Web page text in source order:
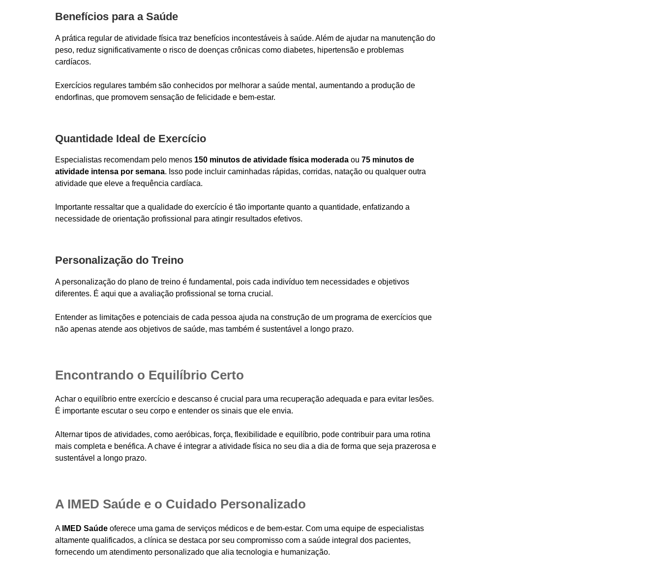
Benefícios para a Saúde
A prática regular de atividade física traz benefícios incontestáveis à saúde. Além de ajudar na manutenção do
peso, reduz significativamente o risco de doenças crônicas como diabetes, hipertensão e problemas
cardíacos.
Exercícios regulares também são conhecidos por melhorar a saúde mental, aumentando a produção de
endorfinas, que promovem sensação de felicidade e bem-estar.
Quantidade Ideal de Exercício
Especialistas recomendam pelo menos 150 minutos de atividade física moderada ou 75 minutos de
atividade intensa por semana. Isso pode incluir caminhadas rápidas, corridas, natação ou qualquer outra
atividade que eleve a frequência cardíaca.
Importante ressaltar que a qualidade do exercício é tão importante quanto a quantidade, enfatizando a
necessidade de orientação profissional para atingir resultados efetivos.
Personalização do Treino
A personalização do plano de treino é fundamental, pois cada indivíduo tem necessidades e objetivos
diferentes. É aqui que a avaliação profissional se torna crucial.
Entender as limitações e potenciais de cada pessoa ajuda na construção de um programa de exercícios que
não apenas atende aos objetivos de saúde, mas também é sustentável a longo prazo.
Encontrando o Equilíbrio Certo
Achar o equilíbrio entre exercício e descanso é crucial para uma recuperação adequada e para evitar lesões.
É importante escutar o seu corpo e entender os sinais que ele envia.
Alternar tipos de atividades, como aeróbicas, força, flexibilidade e equilíbrio, pode contribuir para uma rotina
mais completa e benéfica. A chave é integrar a atividade física no seu dia a dia de forma que seja prazerosa e
sustentável a longo prazo.
A IMED Saúde e o Cuidado Personalizado
A IMED Saúde oferece uma gama de serviços médicos e de bem-estar. Com uma equipe de especialistas
altamente qualificados, a clínica se destaca por seu compromisso com a saúde integral dos pacientes,
fornecendo um atendimento personalizado que alia tecnologia e humanização.